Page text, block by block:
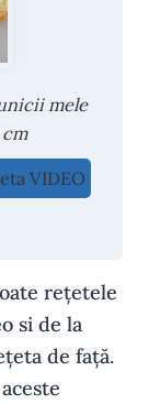
mele
VIDEO
rețetele
si de la
de față.